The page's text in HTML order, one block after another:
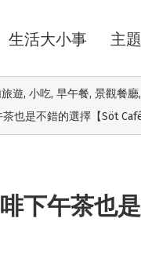
生活大小事 主
遊, 小吃, 早午餐, 景觀餐廳,
也是不錯的選擇【Söt
下午茶也